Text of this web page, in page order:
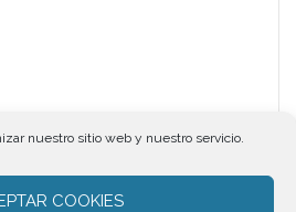
nuestro sitio web y nuestro servicio.
COOKIES